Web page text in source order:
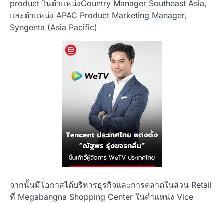
product ในตำแหน่งCountry Manager Southeast Asia,
และตำแหน่ง APAC Product Marketing Manager,
Syngenta (Asia Pacific)
จากนั้นมีโอกาสได้บริหารธุรกิจและการตลาดในส่วน Retail
ที่ Megabangna Shopping Center ในตำแหน่ง Vice